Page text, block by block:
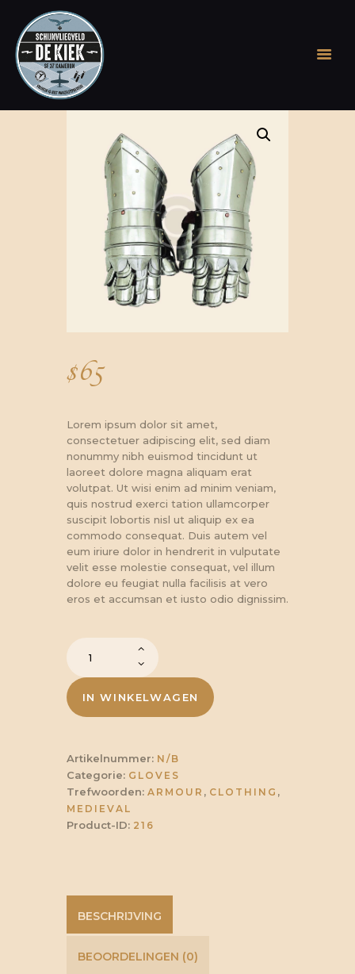
WELKOM OP DE KIEK
GESCHIEDENIS
ONTDEK DE APP
STICHTING
EVENEMENT OP DE
BEVRIJDINGSFEEST
BOEK, BIER & COINS
ARCHIEF
$65
Lorem ipsum dolor sit amet,
consectetuer adipiscing elit, sed diam
nonummy nibh euismod tincidunt ut
laoreet dolore magna aliquam erat
volutpat. Ut wisi enim ad minim veniam,
quis nostrud exerci tation ullamcorper
suscipit lobortis nisl ut aliquip ex ea
commodo consequat. Duis autem vel
eum iriure dolor in hendrerit in vulputate
velit esse molestie consequat, vel illum
dolore eu feugiat nulla facilisis at vero
eros et accumsan et iusto odio dignissim.
Medieval
Knight
Gauntlets
Functional
Steel
aantal
IN WINKELWAGEN
Artikelnummer: N/B
Categorie: GLOVES
Trefwoorden: ARMOUR , CLOTHING ,
MEDIEVAL
Product-ID: 216
BESCHRIJVING
BEOORDELINGEN (0)